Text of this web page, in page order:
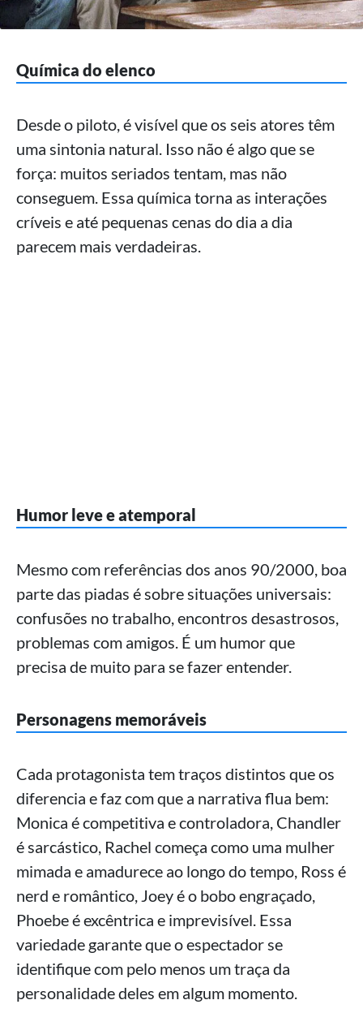
Química do elenco
Desde o piloto, é visível que os seis atores têm
uma sintonia natural. Isso não é algo que se
força: muitos seriados tentam, mas não
conseguem. Essa química torna as interações
críveis e até pequenas cenas do dia a dia
parecem mais verdadeiras.
Humor leve e atemporal
Mesmo com referências dos anos 90/2000, boa
parte das piadas é sobre situações universais:
confusões no trabalho, encontros desastrosos,
problemas com amigos. É um humor que
precisa de muito para se fazer entender.
Personagens memoráveis
Cada protagonista tem traços distintos que os
diferencia e faz com que a narrativa flua bem:
Monica é competitiva e controladora, Chandler
é sarcástico, Rachel começa como uma mulher
mimada e amadurece ao longo do tempo, Ross é
nerd e romântico, Joey é o bobo engraçado,
Phoebe é excêntrica e imprevisível. Essa
variedade garante que o espectador se
identifique com pelo menos um traça da
personalidade deles em algum momento.